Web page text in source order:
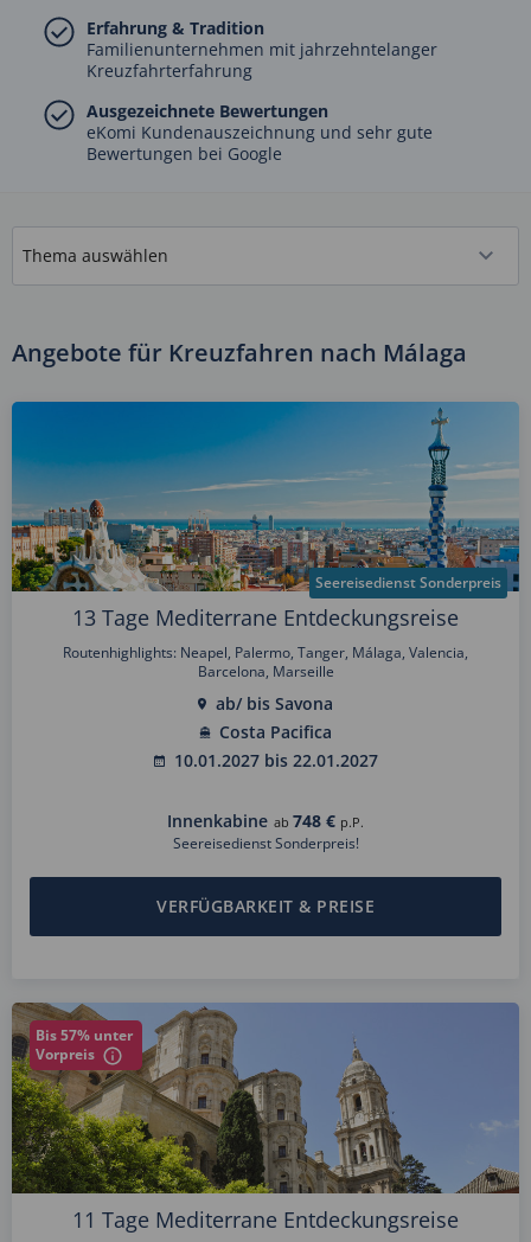
Erfahrung & Tradition
Familienunternehmen mit jahrzehntelanger
Kreuzfahrterfahrung
Ausgezeichnete Bewertungen
eKomi Kundenauszeichnung und sehr gute
Bewertungen bei Google
Angebote für Kreuzfahren nach Málaga
Seereisedienst Sonderpreis
13 Tage Mediterrane Entdeckungsreise
Routenhighlights: Neapel, Palermo, Tanger, Málaga, Valencia,
Barcelona, Marseille
ab/ bis Savona
Costa Pacifica
10.01.2027 bis 22.01.2027
Innenkabine ab 748 € p.P.
Seereisedienst Sonderpreis!
VERFÜGBARKEIT & PREISE
Bis 57% unter
Vorpreis
11 Tage Mediterrane Entdeckungsreise